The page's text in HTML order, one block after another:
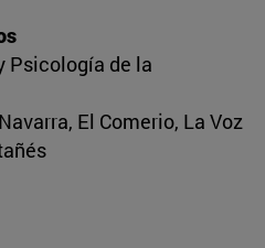
Psicología de la
El Comerio, La Voz